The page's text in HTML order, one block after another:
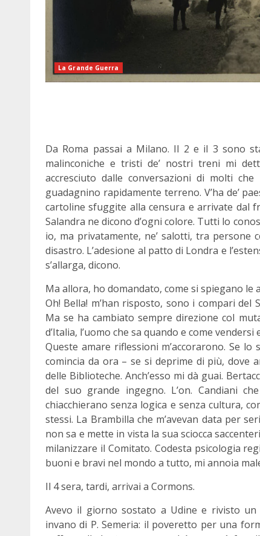
La Grande Guerra
Da Roma passai a Milano. Il 2 e il 3 sono
malinconiche e tristi de’ nostri treni mi
accresciuto dalle conversazioni di molti
guadagnino rapidamente terreno. V’ha de’
cartoline sfuggite alla censura e arrivate dal
Salandra ne dicono d’ogni colore. Tutti lo
io, ma privatamente, ne’ salotti, tra persone
disastro. L’adesione al patto di Londra e
s’allarga, dicono.
Ma allora, ho domandato, come si spiegano le
Oh! Bella! m’han risposto, sono i compari
Ma se ha cambiato sempre direzione col
d’Italia, l’uomo che sa quando e come vendersi
Queste amare riflessioni m’accorarono. Se
comincia da ora – se si deprime di più, dove
delle Biblioteche. Anch’esso mi dà guai.
del suo grande ingegno. L’on. Candiani
chiacchierano senza logica e senza cultura,
stessi. La Brambilla che m’avevan data per
non sa e mette in vista la sua sciocca
milanizzare il Comitato. Codesta psicologia
buoni e bravi nel mondo a tutto, mi annoia
Il 4 sera, tardi, arrivai a Cormons.
Avevo il giorno sostato a Udine e rivisto un
invano di P. Semeria: il poveretto per una